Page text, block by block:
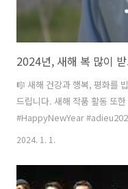
2024년, 새해 복 많이
🎼 새해 건강과 행복, 평화를
드립니다. 새해 작품 활동 또
#HappyNewYear
용 #온택트뮤지엄콘서트
2024. 1. 1.